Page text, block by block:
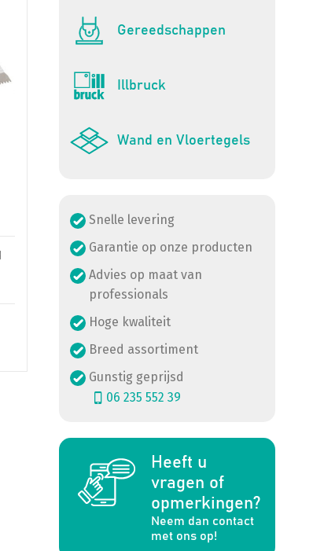
Gereedschappen
Illbruck
Wand en Vloertegels
Snelle levering
Garantie op onze producten
Advies op maat van
professionals
Hoge kwaliteit
Breed assortiment
Gunstig geprijsd
06 235 552 39
Heeft u
vragen of
opmerkingen?
Neem dan contact
met ons op!